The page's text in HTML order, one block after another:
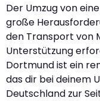
Der Umzug von
große
den Transport von
Unterstützung
Dortmund ist ein
das dir bei deinem
Deutschland zur